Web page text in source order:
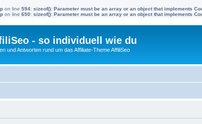
on line 594: sizeof(): Parameter must be an array or an object that implements
on line 650: sizeof(): Parameter must be an array or an object that implements
- so individuell wie du
und Antworten rund um das Affiliate-Theme AffiliSeo